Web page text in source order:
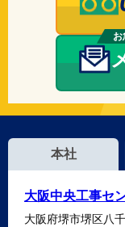
お
本社
大阪中央工事セ
大阪府堺市堺区八